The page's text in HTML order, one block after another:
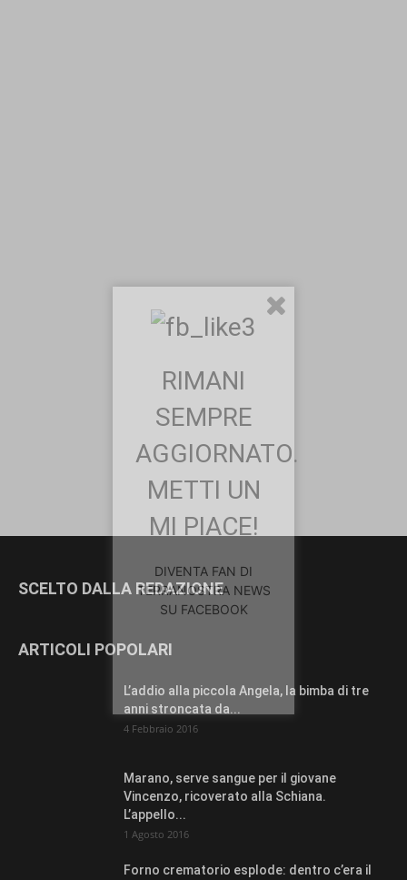
SCELTO DALLA REDAZIONE
ARTICOLI POPOLARI
L’addio alla piccola Angela, la bimba di tre
anni stroncata da...
4 Febbraio 2016
Marano, serve sangue per il giovane
Vincenzo, ricoverato alla Schiana.
L’appello...
1 Agosto 2016
Forno crematorio esplode: dentro c’era il
RIMANI
SEMPRE
AGGIORNATO.
METTI UN
MI PIACE!
DIVENTA FAN DI
TERRANOSTRA NEWS
SU FACEBOOK